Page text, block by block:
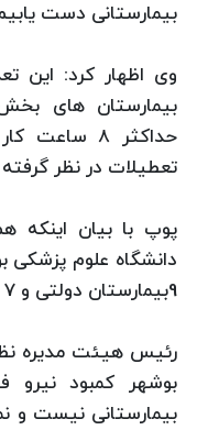
بیمارستانی دست
وی اظهار کرد: این
بیمارستان های
حداکثر 8
تعطیلات در نظر
دانشگاه علوم پزشکی
9بیمارستان دولتی و 7 بیمارستان خصوصی هستند.
رئیس هیئت مدیره
بوشهر کمبود
بیمارستانی نیست و